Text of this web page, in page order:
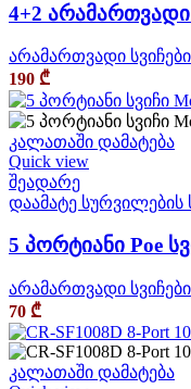
4+2 არამართვადი
არამართვადი სვიჩები
190 ₾
კალათაში დამატება
Quick view
შეადარე
დაამატე სურვილების
5 პორტიანი Poe
არამართვადი სვიჩები
70 ₾
კალათაში დამატება